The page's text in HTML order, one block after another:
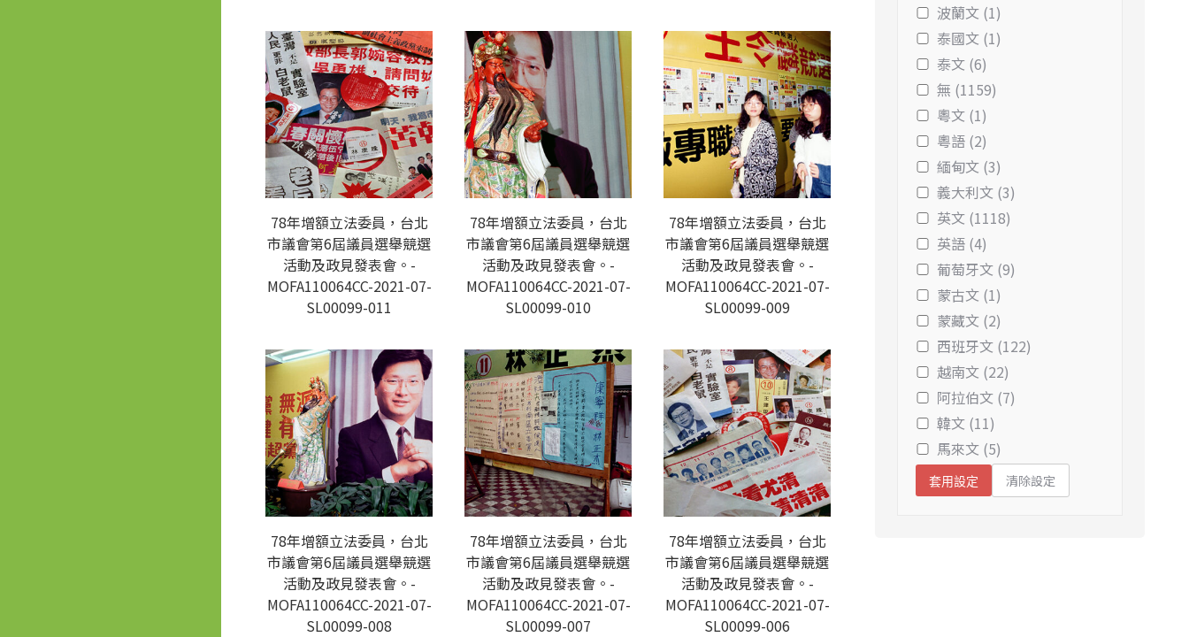
78年增額立法委員，台北
市議會第6屆議員選舉競選
活動及政見發表會。-
MOFA110064CC-2021-07-
SL00099-011
78年增額立法委員，台北
市議會第6屆議員選舉競選
活動及政見發表會。-
MOFA110064CC-2021-07-
SL00099-010
78年增額立法委員，台北
市議會第6屆議員選舉競選
活動及政見發表會。-
MOFA110064CC-2021-07-
SL00099-009
78年增額立法委員，台北
市議會第6屆議員選舉競選
活動及政見發表會。-
MOFA110064CC-2021-07-
SL00099-008
78年增額立法委員，台北
市議會第6屆議員選舉競選
活動及政見發表會。-
MOFA110064CC-2021-07-
SL00099-007
78年增額立法委員，台北
市議會第6屆議員選舉競選
活動及政見發表會。-
MOFA110064CC-2021-07-
SL00099-006
波蘭文 (1)
泰國文 (1)
泰文 (6)
無 (1159)
粵文 (1)
粵語 (2)
緬甸文 (3)
義大利文 (3)
英文 (1118)
英語 (4)
葡萄牙文 (9)
蒙古文 (1)
蒙藏文 (2)
西班牙文 (122)
越南文 (22)
阿拉伯文 (7)
韓文 (11)
馬來文 (5)
套用設定 清除設定